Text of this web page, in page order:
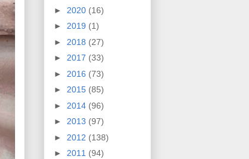
► 2020 (16)
► 2019 (1)
► 2018 (27)
► 2017 (33)
► 2016 (73)
► 2015 (85)
► 2014 (96)
► 2013 (97)
► 2012 (138)
► 2011 (94)